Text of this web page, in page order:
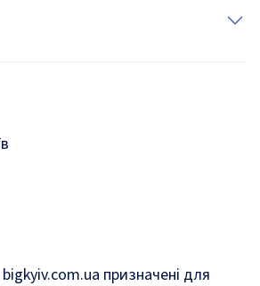
призначені для